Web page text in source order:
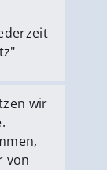
wir
von